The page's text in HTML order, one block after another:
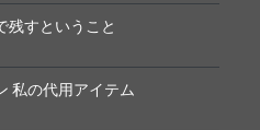
残すということ
私の代用アイテム